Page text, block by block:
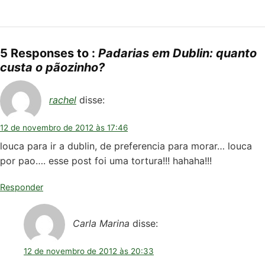
5 Responses to : Padarias em Dublin: quanto
custa o pãozinho?
rachel disse:
12 de novembro de 2012 às 17:46
louca para ir a dublin, de preferencia para morar… louca
por pao…. esse post foi uma tortura!!! hahaha!!!
Responder
Carla Marina disse:
12 de novembro de 2012 às 20:33